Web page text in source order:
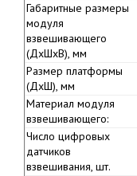
Габаритные размеры
модуля
взвешивающего
(ДхШхВ), мм
Размер платформы
(ДхШ), мм
Материал модуля
взвешивающего:
Число цифровых
датчиков
взвешивания, шт.